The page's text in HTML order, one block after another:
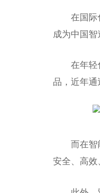
在国际
成为中国智
在年轻
品，近年通
而在智
安全、高效